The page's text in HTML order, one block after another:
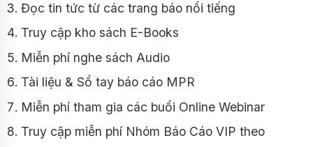
Đọc tin tức từ các trang báo nổi tiếng
Truy cập kho sách E-Books
Miễn phí nghe sách Audio
Tài liệu & Sổ tay báo cáo MPR
Miễn phí tham gia các buổi Online Webinar
Truy cập miễn phí Nhóm Báo Cáo VIP theo